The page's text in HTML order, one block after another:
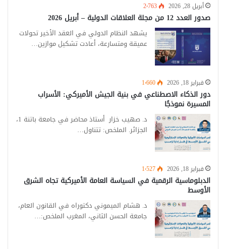
أبريل 28, 2026 2٬763
صدور العدد 12 من مجلة العلاقات الدولية – أبريل 2026
يشهد النظام الدولي في العقد الأخير تحولات
عميقة ومتسارعة، أعادت تشكيل موازين…
فبراير 18, 2026 1٬660
دور الذكاء الاصطناعي في بنية الجيش الأميركي: الأسراب
المسيرة نموذجًا
د. صهيب خزار أستاذ محاضر في جامعة باتنة 1،
الجزائر. الملخص: تتناول…
فبراير 18, 2026 1٬527
الدبلوماسية الرقمية في السياسة العامة الأميركية تجاه الشرق
الأوسط
د. هشام الميموني دكتوراه في القانون العام،
جامعة الحسن الثاني، المغرب الملخص:…